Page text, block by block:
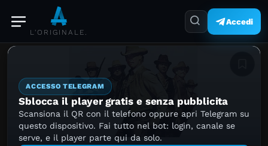
L'ORIGINALE.
Accedi
ACCESSO TELEGRAM
Sblocca il player gratis e senza pubblicita
Scansiona il QR con il telefono oppure apri Telegram su
questo dispositivo. Fai tutto nel bot: login, canale se
serve, e il player parte qui da solo.